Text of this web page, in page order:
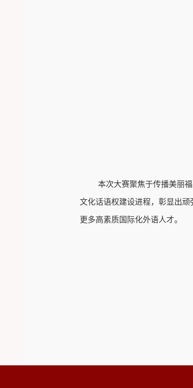
本次大赛聚焦于传播美丽
文化话语权建设进程，彰显出
更多高素质国际化外语人才。